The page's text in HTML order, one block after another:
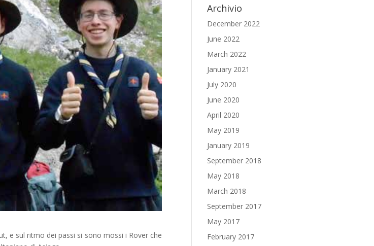
e sul ritmo dei passi si sono mossi i Rover che
Archivio
December 2022
June 2022
March 2022
January 2021
July 2020
June 2020
April 2020
May 2019
January 2019
September 2018
May 2018
March 2018
September 2017
May 2017
February 2017